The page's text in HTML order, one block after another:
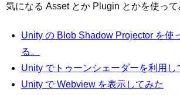
気になる Asset とか Plugin とかを使って
Unity の Blob Shadow Projector を使
る。
Unity でトゥーンシェーダーを利用し
Unity で Webview を表示してみた